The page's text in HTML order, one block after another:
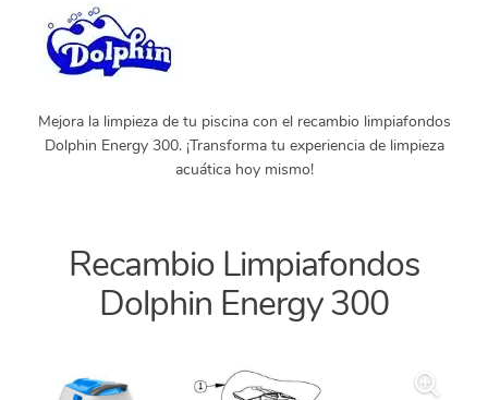
Mejora la limpieza de tu piscina con el recambio limpiafondos
Dolphin Energy 300. ¡Transforma tu experiencia de limpieza
acuática hoy mismo!
Recambio Limpiafondos
Dolphin Energy 300